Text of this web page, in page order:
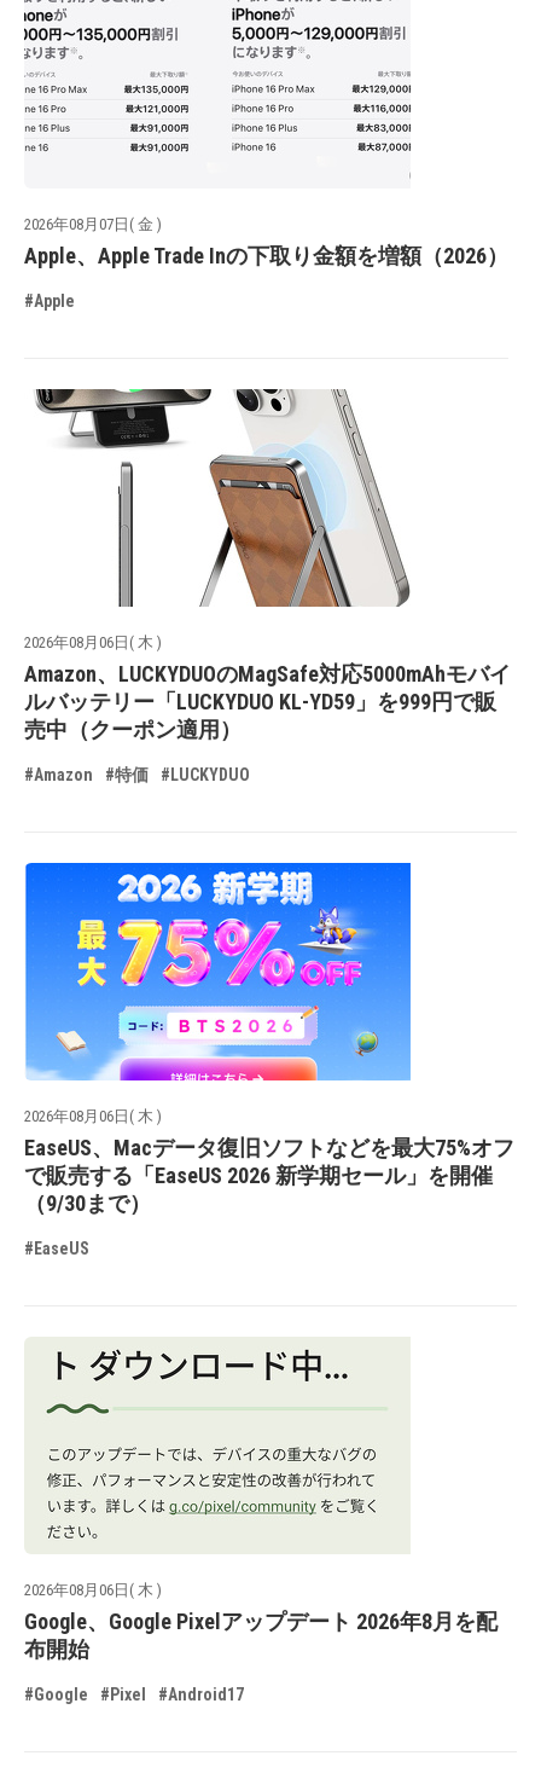
2026年08月07日( 金 )
Apple、Apple Trade Inの下取り金額を増額（2026）
#Apple
2026年08月06日( 木 )
Amazon、LUCKYDUOのMagSafe対応5000mAhモバイ
ルバッテリー「LUCKYDUO KL-YD59」を999円で販
売中（クーポン適用）
#Amazon #特価 #LUCKYDUO
2026年08月06日( 木 )
EaseUS、Macデータ復旧ソフトなどを最大75%オフ
で販売する「EaseUS 2026 新学期セール」を開催
（9/30まで）
#EaseUS
2026年08月06日( 木 )
Google、Google Pixelアップデート 2026年8月を配
布開始
#Google #Pixel #Android17